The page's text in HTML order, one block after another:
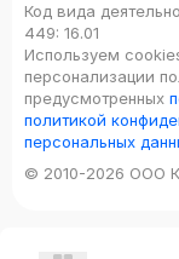
Код вида
449: 16.01
Используем
персонализации
предусмотренных
политикой
персональных
© 2010-2026 ООО